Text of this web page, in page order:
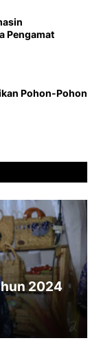
Pengamat
Pohon-Pohon
2024